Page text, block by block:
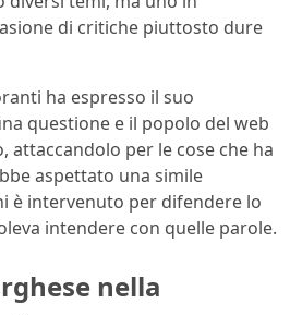
di critiche piuttosto dure
ha espresso il suo
questione e il popolo del web
attaccandolo per le cose che ha
aspettato una simile
è intervenuto per difendere lo
intendere con quelle parole.
nella